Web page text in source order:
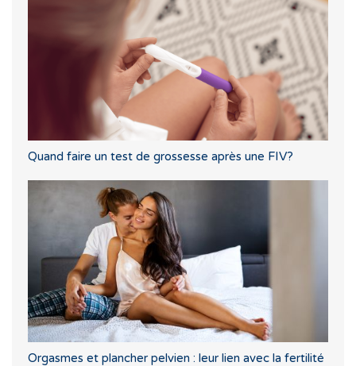
Quand faire un test de grossesse après une FIV?
Orgasmes et plancher pelvien : leur lien avec la fertilité